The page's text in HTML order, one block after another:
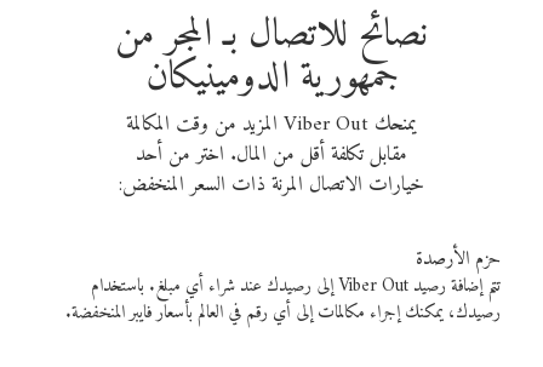
نصائح للاتصال بـ المجر من
جمهورية الدومينيكان
يمنحك Viber Out المزيد من وقت المكالمة
مقابل تكلفة أقل من المال. اختر من أحد
خيارات الاتصال المرنة ذات السعر المنخفض:
حزم الأرصدة
تتم إضافة رصيد Viber Out إلى رصيدك عند شراء أي مبلغ. باستخدام
رصيدك، يمكنك إجراء مكالمات إلى أي رقم في العالم بأسعار فايبر المنخفضة.